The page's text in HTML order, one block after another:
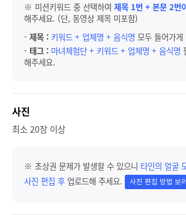
※ 미션키워드 중 선택하여 제목 1번 + 본문 2번
해주세요. (단, 동영상 제목 미포함)
- 제목 : 키워드 + 업체명 + 음식명 모두 들어가
- 태그 : 마녀체험단 + 키워드 + 업체명 + 음식명
해주세요.
사진
최소 20장 이상
※ 초상권 문제가 발생할 수 있으니 타인의 얼굴
사진 편집 후 업로드해 주세요. 사진 편집 방법 보